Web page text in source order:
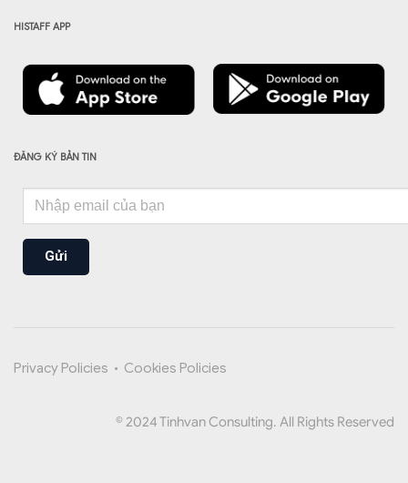
HISTAFF APP
ĐĂNG KÝ BẢN TIN
Gửi
Privacy Policies • Cookies Policies
© 2024 Tinhvan Consulting. All Rights Reserved